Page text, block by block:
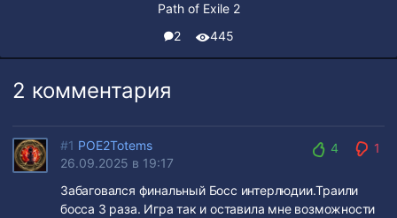
Path of Exile 2
2
445
2 комментария
#1 POE2Totems
26.09.2025 в 19:17
4
1
Забаговался финальный Босс интерлюдии.Траили
босса 3 раза. Игра так и оставила мне возможности